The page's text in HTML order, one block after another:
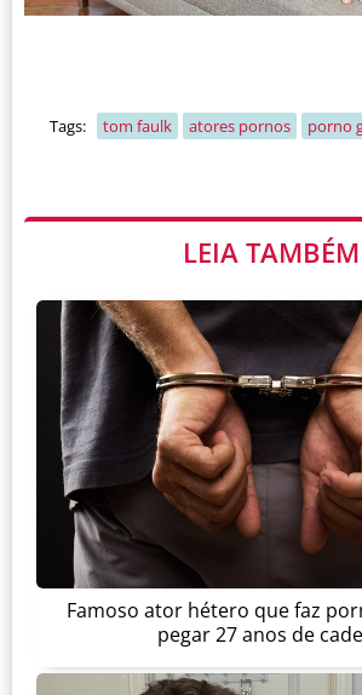
Tags: tom faulk atores pornos porno
LEIA TAMBÉM
Famoso ator hétero que faz
pegar 27 anos de